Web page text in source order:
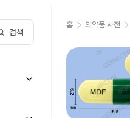
검색
홈 의약품 사전